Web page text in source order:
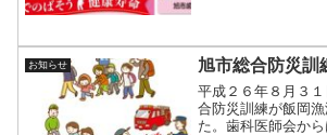
コーナー ②咀嚼チ
ー ＊参加者には記
お知らせ 旭市総合防災訓
平成２６年８月３
合防災訓練が飯岡
た。歯科医師会から